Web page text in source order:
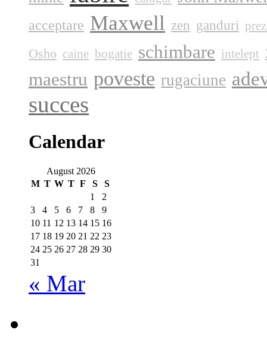
acceptare Maxwell zen ganduri
Osho caine bogatie schimbare intelept
maestru poveste rugaciune
succes
Calendar
August 2026
M T W T F S
S
1
2
3
4 5 6 7 8
9
10 11 12 13 14 15 16
17 18 19 20 21 22 23
24 25 26 27 28 29 30
31
« Mar